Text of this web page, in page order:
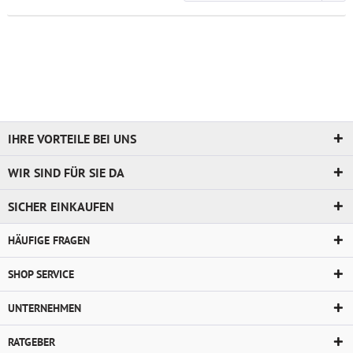
IHRE VORTEILE BEI UNS
WIR SIND FÜR SIE DA
SICHER EINKAUFEN
HÄUFIGE FRAGEN
SHOP SERVICE
UNTERNEHMEN
RATGEBER